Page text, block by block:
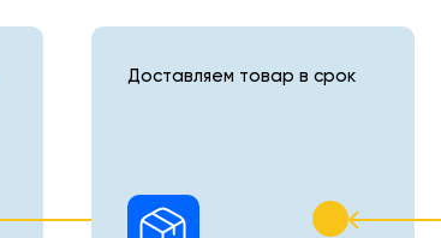
Доставляем товар в срок